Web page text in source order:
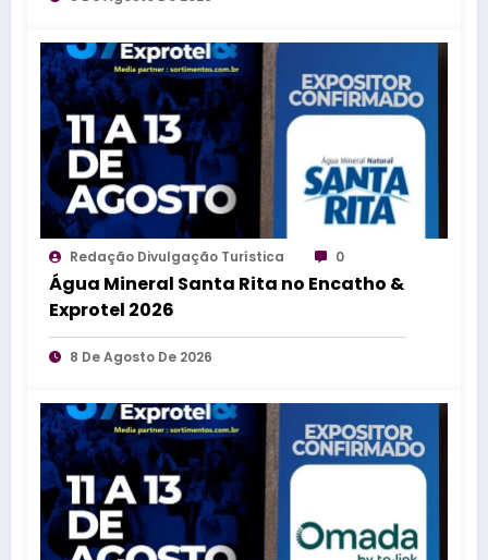
Redação Divulgação Turística 0
Água Mineral Santa Rita no Encatho &
Exprotel 2026
8 De Agosto De 2026